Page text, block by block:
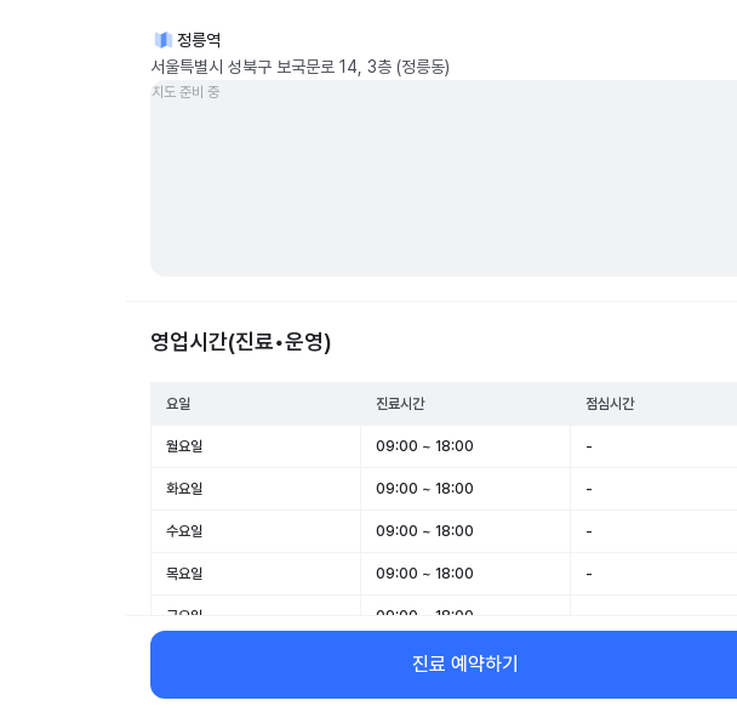
정릉역
서울특별시 성북구 보국문로 14, 3층 (정릉동)
지도 준비 중
영업시간(진료•운영)
요일 진료시간 점심시간
월요일 09:00 ~ 18:00 -
화요일 09:00 ~ 18:00 -
수요일 09:00 ~ 18:00 -
목요일 09:00 ~ 18:00 -
금요일 09:00 ~ 18:00
09:00 ~ 13:00
일요일 휴무 -
진료 예약하기